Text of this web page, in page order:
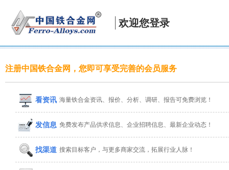
欢迎您登录
注册中国铁合金网，您即可享受完善的会员服务
看资讯 海量铁合金资讯、报价、分析、调研、报告可免费浏览！
发信息 免费发布产品供求信息、企业招聘信息、最新企业动态！
找渠道 搜索目标客户，与更多商家交流，拓展行业人脉！